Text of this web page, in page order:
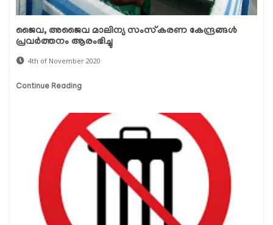
ജൈവ, അജൈവ മാലിന്യ സംസ്‌കരണ കേന്ദ്രങ്ങള്‍
പ്രവര്‍ത്തനം ആരംഭിച്ചു
4th of November 2020
Continue Reading